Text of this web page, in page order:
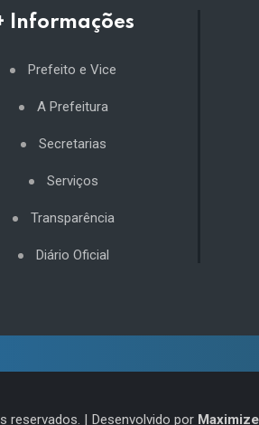
Informações
Prefeito e Vice
A Prefeitura
Secretarias
Serviços
Transparência
Diário Oficial
reservados. | Desenvolvido por